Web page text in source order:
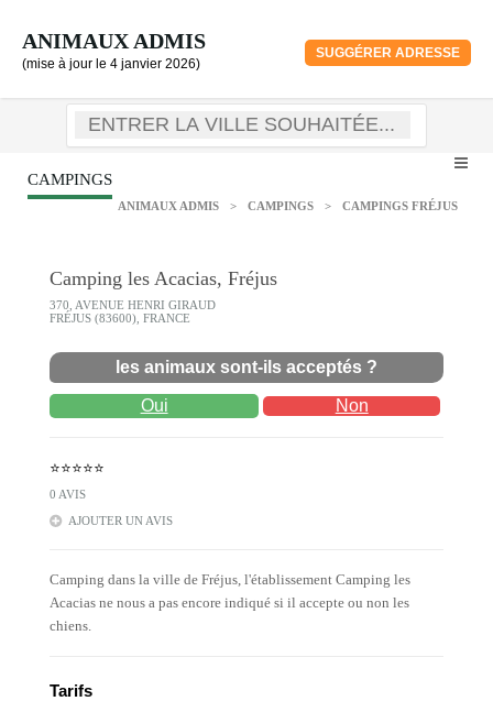
ANIMAUX ADMIS
(mise à jour le 4 janvier 2026)
SUGGÉRER ADRESSE
CAMPINGS
ANIMAUX ADMIS > CAMPINGS > CAMPINGS FRÉJUS
Camping les Acacias, Fréjus
370, AVENUE HENRI GIRAUD
FRÉJUS (83600), FRANCE
les animaux sont-ils acceptés ?
Oui Non
⭐⭐⭐⭐⭐
0 AVIS
AJOUTER UN AVIS
Camping dans la ville de Fréjus, l'établissement Camping les
Acacias ne nous a pas encore indiqué si il accepte ou non les
chiens.
Tarifs